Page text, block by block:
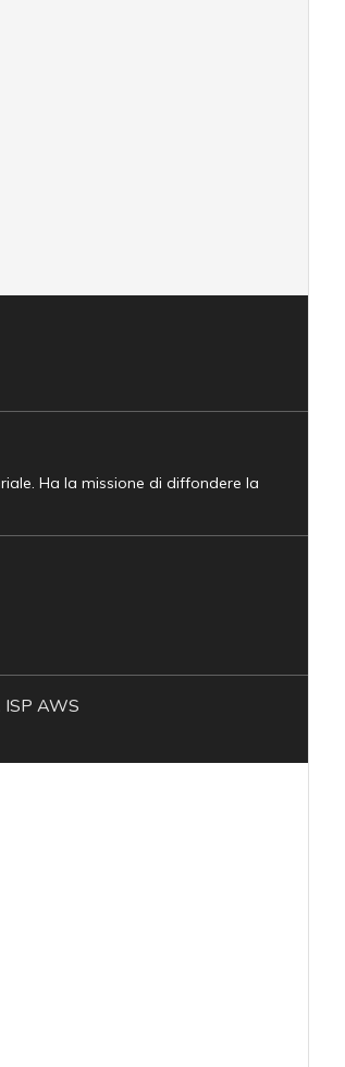
Ha la missione di diffondere la
AWS